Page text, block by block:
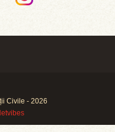
Civile - 2026